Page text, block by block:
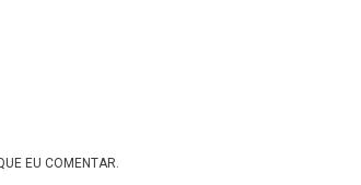
EU COMENTAR.